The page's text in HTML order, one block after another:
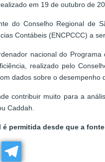
em 19 de outubro de
do Conselho Regional de
Contábeis (ENCPCCC) a
nacional do
realizado pelo
dados sobre o desempenho
contribuir muito para a
Caddah.
permitida desde que a